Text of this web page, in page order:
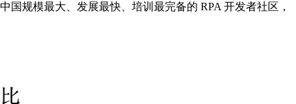
规模最大、发展最快、培训最完备的 RPA 开发者社区，